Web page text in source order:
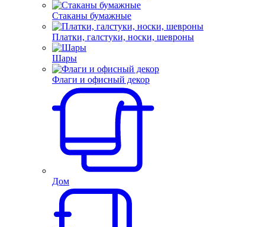
Стаканы бумажные
Платки, галстуки, носки, шевроны
Шары
Флаги и офисный декор
Дом